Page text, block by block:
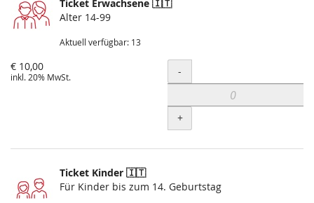
Ticket Erwachsene 🇮🇹
Alter 14-99
Aktuell verfügbar: 13
€ 10,00
inkl. 20% MwSt. Menge
-
+
Ticket Kinder 🇮🇹
Für Kinder bis zum 14. Geburtstag